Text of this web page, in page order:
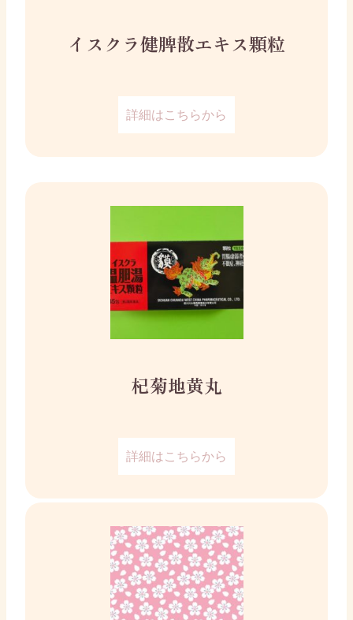
イスクラ健脾散エキス顆粒
詳細はこちらから
杞菊地黄丸
詳細はこちらから